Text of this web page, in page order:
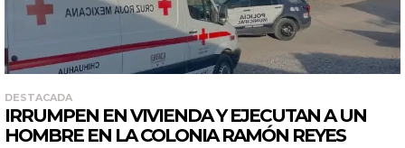
DESTACADA
IRRUMPEN EN VIVIENDA Y EJECUTAN A UN
HOMBRE EN LA COLONIA RAMÓN REYES